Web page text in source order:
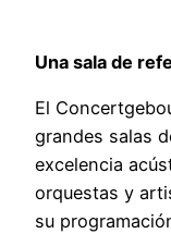
Una sala de
El
grandes salas
excelencia
orquestas y
su